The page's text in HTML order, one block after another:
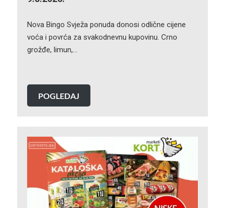
Nova Bingo Svježa ponuda donosi odlične cijene
voća i povrća za svakodnevnu kupovinu. Crno
grožđe, limun,…
POGLEDAJ